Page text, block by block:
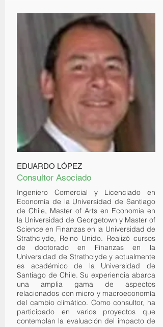
EDUARDO LÓPEZ
Consultor Asociado
Ingeniero Comercial y Licenciado en
Economía de la Universidad de Santiago
de Chile, Master of Arts en Economía en
la Universidad de Georgetown y Master of
Science en Finanzas en la Universidad de
Strathclyde, Reino Unido. Realizó cursos
de doctorado en Finanzas en la
Universidad de Strathclyde y actualmente
es académico de la Universidad de
Santiago de Chile. Su experiencia abarca
una amplia gama de aspectos
relacionados con micro y macroeconomía
del cambio climático. Como consultor, ha
participado en varios proyectos que
contemplan la evaluación del impacto de